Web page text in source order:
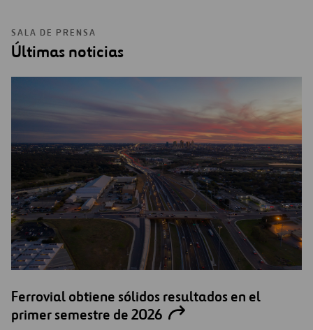
SALA DE PRENSA
Últimas noticias
Ferrovial obtiene sólidos resultados en el
primer semestre de 2026